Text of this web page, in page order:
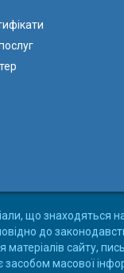
що знаходяться
до
матеріалів сайту,
засобом масової